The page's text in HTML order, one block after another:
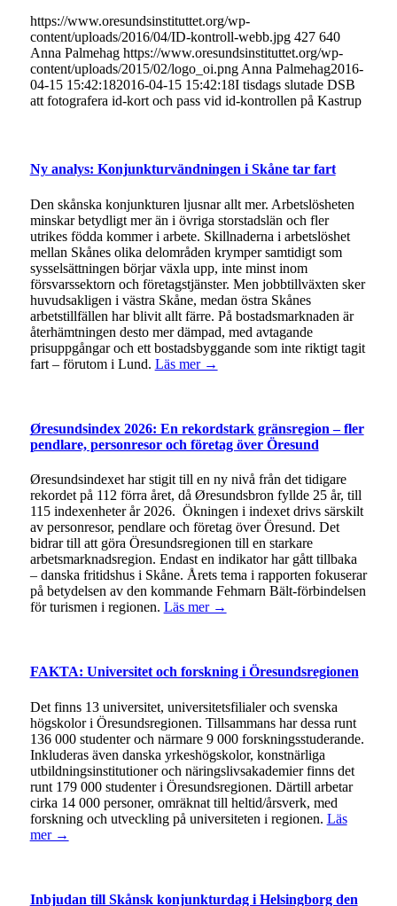
https://www.oresundsinstituttet.org/wp-
content/uploads/2016/04/ID-kontroll-webb.jpg 427 640
Anna Palmehag https://www.oresundsinstituttet.org/wp-
content/uploads/2015/02/logo_oi.png Anna Palmehag2016-
04-15 15:42:182016-04-15 15:42:18I tisdags slutade DSB
att fotografera id-kort och pass vid id-kontrollen på Kastrup
Ny analys: Konjunkturvändningen i Skåne tar fart
Den skånska konjunkturen ljusnar allt mer. Arbetslösheten
minskar betydligt mer än i övriga storstadslän och fler
utrikes födda kommer i arbete. Skillnaderna i arbetslöshet
mellan Skånes olika delområden krymper samtidigt som
sysselsättningen börjar växla upp, inte minst inom
försvarssektorn och företagstjänster. Men jobbtillväxten sker
huvudsakligen i västra Skåne, medan östra Skånes
arbetstillfällen har blivit allt färre. På bostadsmarknaden är
återhämtningen desto mer dämpad, med avtagande
prisuppgångar och ett bostadsbyggande som inte riktigt tagit
fart – förutom i Lund. Läs mer →
Øresundsindex 2026: En rekordstark gränsregion – fler
pendlare, personresor och företag över Öresund
Øresundsindexet har stigit till en ny nivå från det tidigare
rekordet på 112 förra året, då Øresundsbron fyllde 25 år, till
115 indexenheter år 2026. Ökningen i indexet drivs särskilt
av personresor, pendlare och företag över Öresund. Det
bidrar till att göra Öresundsregionen till en starkare
arbetsmarknadsregion. Endast en indikator har gått tillbaka
– danska fritidshus i Skåne. Årets tema i rapporten fokuserar
på betydelsen av den kommande Fehmarn Bält-förbindelsen
för turismen i regionen. Läs mer →
FAKTA: Universitet och forskning i Öresundsregionen
Det finns 13 universitet, universitetsfilialer och svenska
högskolor i Öresundsregionen. Tillsammans har dessa runt
136 000 studenter och närmare 9 000 forskningsstuderande.
Inkluderas även danska yrkeshögskolor, konstnärliga
utbildningsinstitutioner och näringslivsakademier finns det
runt 179 000 studenter i Öresundsregionen. Därtill arbetar
cirka 14 000 personer, omräknat till heltid/årsverk, med
forskning och utveckling på universiteten i regionen. Läs
mer →
Inbjudan till Skånsk konjunkturdag i Helsingborg den